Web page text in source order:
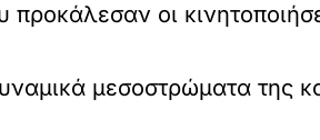
οι
μεσοστρώματα της